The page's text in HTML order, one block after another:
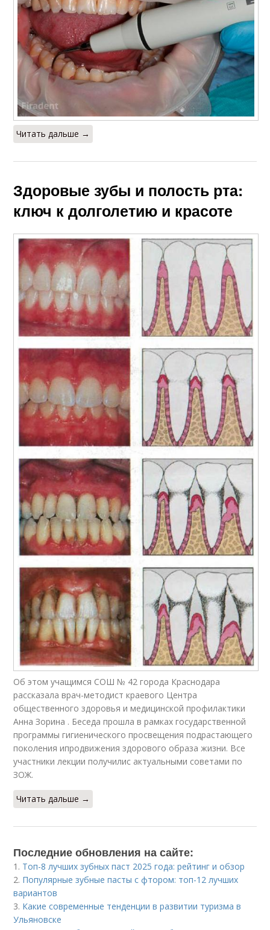
Читать дальше →
Здоровые зубы и полость рта:
ключ к долголетию и красоте
Об этом учащимся СОШ № 42 города Краснодара
рассказала врач-методист краевого Центра
общественного здоровья и медицинской профилактики
Анна Зорина . Беседа прошла в рамках государственной
программы гигиенического просвещения подрастающего
поколения ипродвижения здорового образа жизни. Все
участники лекции получилис актуальными советами по
ЗОЖ.
Читать дальше →
Последние обновления на сайте:
1. Топ-8 лучших зубных паст 2025 года: рейтинг и обзор
2. Популярные зубные пасты с фтором: топ-12 лучших
вариантов
3. Какие современные тенденции в развитии туризма в
Ульяновске